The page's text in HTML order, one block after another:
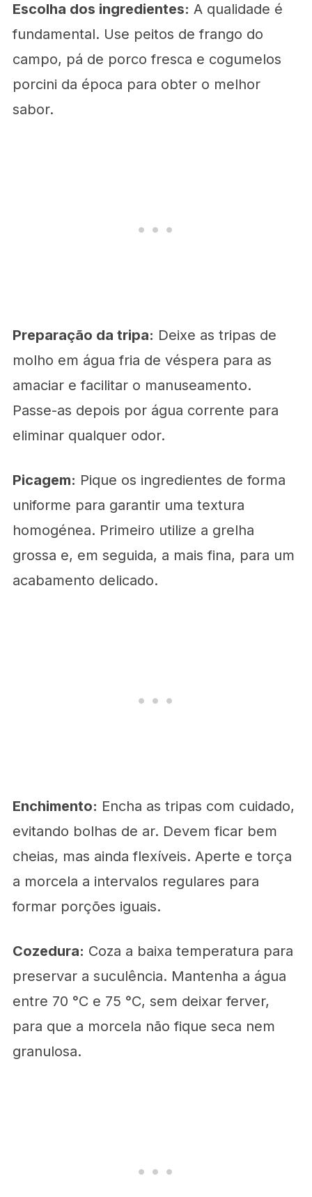
Escolha dos ingredientes: A qualidade é
fundamental. Use peitos de frango do
campo, pá de porco fresca e cogumelos
porcini da época para obter o melhor
sabor.
Preparação da tripa: Deixe as tripas de
molho em água fria de véspera para as
amaciar e facilitar o manuseamento.
Passe-as depois por água corrente para
eliminar qualquer odor.
Picagem: Pique os ingredientes de forma
uniforme para garantir uma textura
homogénea. Primeiro utilize a grelha
grossa e, em seguida, a mais fina, para um
acabamento delicado.
Enchimento: Encha as tripas com cuidado,
evitando bolhas de ar. Devem ficar bem
cheias, mas ainda flexíveis. Aperte e torça
a morcela a intervalos regulares para
formar porções iguais.
Cozedura: Coza a baixa temperatura para
preservar a suculência. Mantenha a água
entre 70 °C e 75 °C, sem deixar ferver,
para que a morcela não fique seca nem
granulosa.